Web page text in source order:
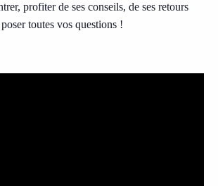
profiter de ses conseils, de ses retours
toutes vos questions !